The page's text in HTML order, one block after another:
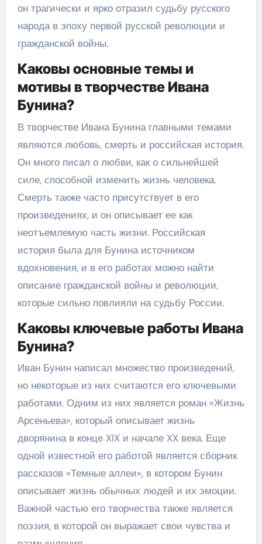
он трагически и ярко отразил судьбу русского
народа в эпоху первой русской революции и
гражданской войны.
Каковы основные темы и
мотивы в творчестве Ивана
Бунина?
В творчестве Ивана Бунина главными темами
являются любовь, смерть и российская история.
Он много писал о любви, как о сильнейшей
силе, способной изменить жизнь человека.
Смерть также часто присутствует в его
произведениях, и он описывает ее как
неотъемлемую часть жизни. Российская
история была для Бунина источником
вдохновения, и в его работах можно найти
описание гражданской войны и революции,
которые сильно повлияли на судьбу России.
Каковы ключевые работы Ивана
Бунина?
Иван Бунин написал множество произведений,
но некоторые из них считаются его ключевыми
работами. Одним из них является роман «Жизнь
Арсеньева», который описывает жизнь
дворянина в конце XIX и начале XX века. Еще
одной известной его работой является сборник
рассказов «Темные аллеи», в котором Бунин
описывает жизнь обычных людей и их эмоции.
Важной частью его творчества также является
поэзия, в которой он выражает свои чувства и